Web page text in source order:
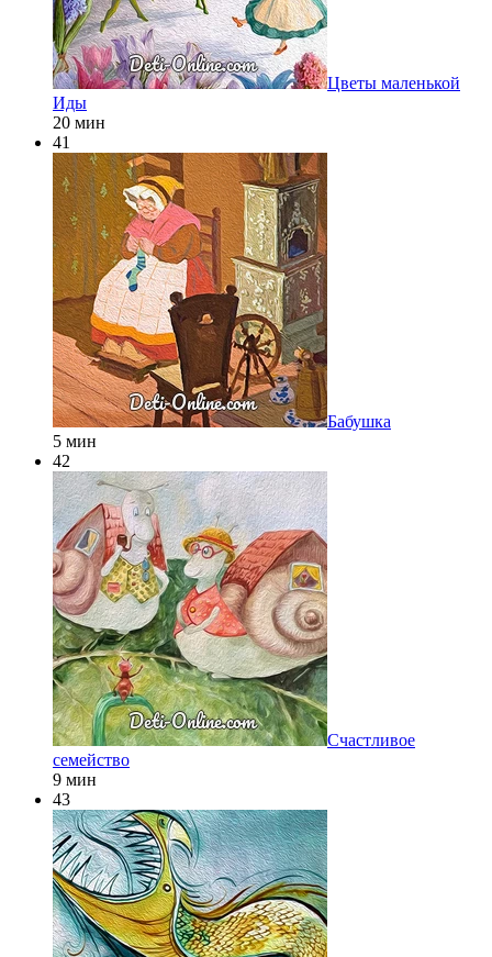
Цветы маленькой
Иды
20 мин
41
Бабушка
5 мин
42
Счастливое
семейство
9 мин
43